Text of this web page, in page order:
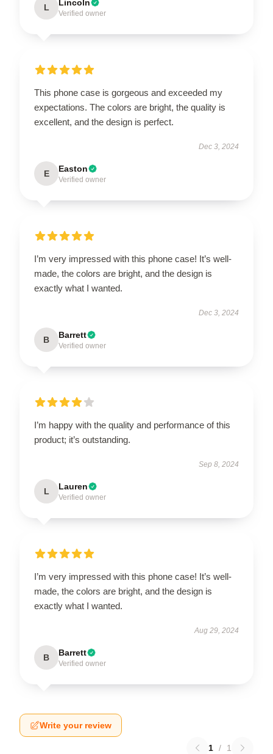
L Lincoln
Verified owner
This phone case is gorgeous and exceeded my
expectations. The colors are bright, the quality is
excellent, and the design is perfect.
Dec 3, 2024
E Easton
Verified owner
I’m very impressed with this phone case! It’s well-
made, the colors are bright, and the design is
exactly what I wanted.
Dec 3, 2024
B Barrett
Verified owner
I’m happy with the quality and performance of this
product; it’s outstanding.
Sep 8, 2024
L Lauren
Verified owner
I’m very impressed with this phone case! It’s well-
made, the colors are bright, and the design is
exactly what I wanted.
Aug 29, 2024
B Barrett
Verified owner
Write your review
1 / 1